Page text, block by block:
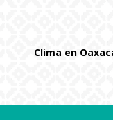
Clima en